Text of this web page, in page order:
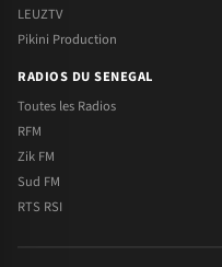
LEUZTV
Pikini Production
RADIOS DU SENEGAL
Toutes les Radios
RFM
Zik FM
Sud FM
RTS RSI